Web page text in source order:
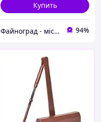
Купить
Файноград - місто файних речей 94%